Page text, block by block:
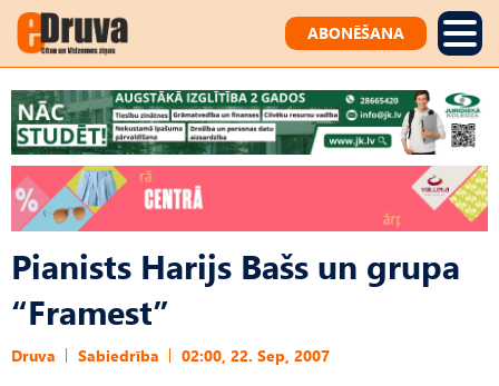
ABONĒŠANA
Pianists Harijs Bašs un grupa
“Framest”
Druva Sabiedrība 02:00, 22. Sep, 2007